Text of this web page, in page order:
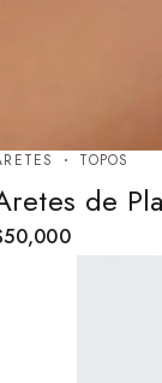
TOPOS
de
50,000